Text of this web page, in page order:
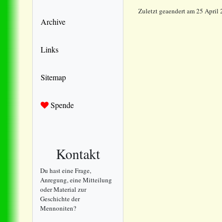
Archive
Links
Sitemap
Spende
Kontakt
Du hast eine Frage,
Anregung, eine Mitteilung
oder Material zur
Geschichte der
Mennoniten?
Zuletzt geaendert am 25 April